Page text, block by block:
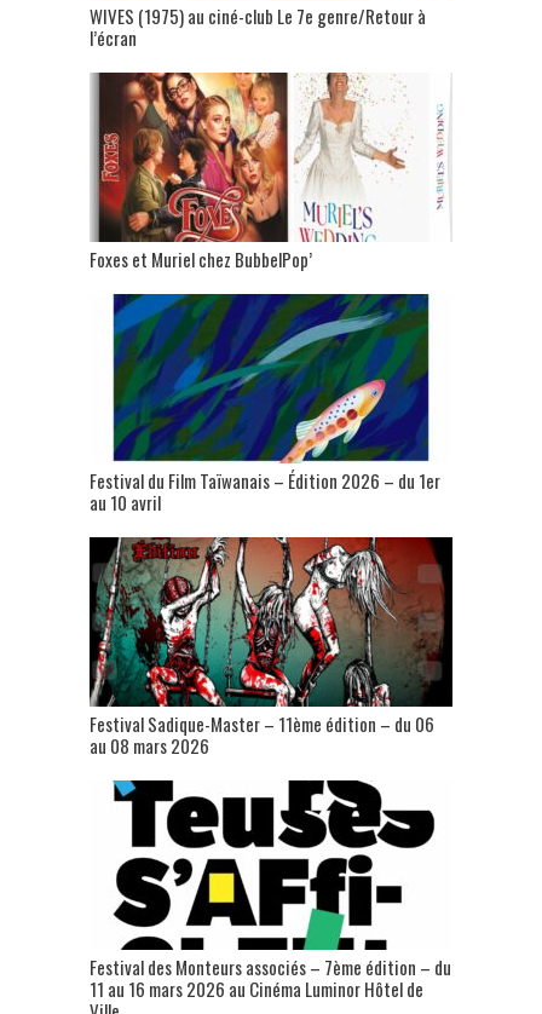
WIVES (1975) au ciné-club Le 7e genre/Retour à
l’écran
Foxes et Muriel chez BubbelPop’
Festival du Film Taïwanais – Édition 2026 – du 1er
au 10 avril
Festival Sadique-Master – 11ème édition – du 06
au 08 mars 2026
Festival des Monteurs associés – 7ème édition – du
11 au 16 mars 2026 au Cinéma Luminor Hôtel de